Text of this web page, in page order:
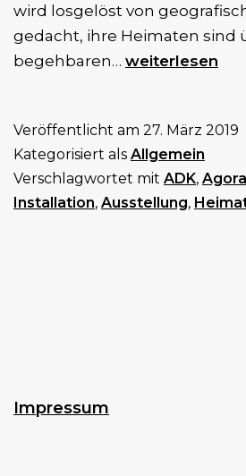
wird losgelöst von
gedacht, ihre Heimaten sind
begehbaren… Agora
HEIM(AT)
vom
04.-11.05.19
an
weiterlesen
Veröffentlicht am 27. März 2019
Kategorisiert als Allgemein
Verschlagwortet mit ADK,
Installation, Ausstellung,
Impressum